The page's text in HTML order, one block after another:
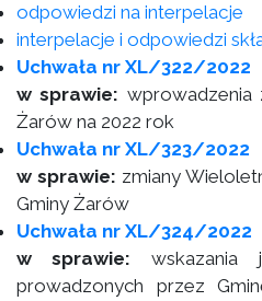
odpowiedzi na interpelacje
interpelacje i odpowiedzi
Uchwała nr XL/322/2022
w sprawie: wprowadzenia
Żarów na 2022 rok
Uchwała nr XL/323/2022
w sprawie: zmiany
Gminy Żarów
Uchwała nr XL/324/2022
w sprawie: wskazania
prowadzonych przez